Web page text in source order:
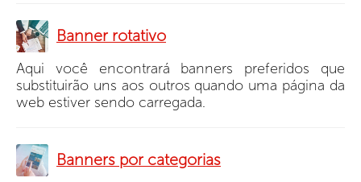
Banner rotativo
Aqui você encontrará banners preferidos que
substituirão uns aos outros quando uma página da
web estiver sendo carregada.
Banners por categorias